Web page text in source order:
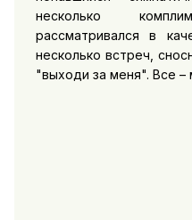
несколько
рассматривался в
несколько встреч,
"выходи за меня". Все –